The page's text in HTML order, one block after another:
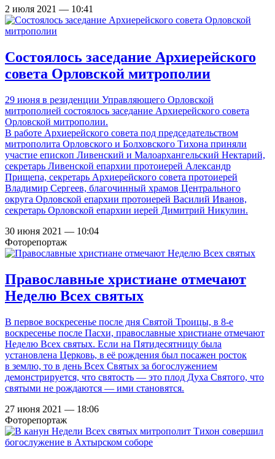
2 июля 2021 — 10:41
Состоялось заседание Архиерейского
совета Орловской митрополии
29 июня в резиденции Управляющего Орловской
митрополией состоялось заседание Архиерейского совета
Орловской митрополии.
В работе Архиерейского совета под председательством
митрополита Орловского и Болховского Тихона приняли
участие епископ Ливенский и Малоархангельский Нектарий,
секретарь Ливенской епархии протоиерей Александр
Прищепа, секретарь Архиерейского совета протоиерей
Владимир Сергеев, благочинный храмов Центрального
округа Орловской епархии протоиерей Василий Иванов,
секретарь Орловской епархии иерей Димитрий Никулин.
30 июня 2021 — 10:04
Фоторепортаж
Православные христиане отмечают
Неделю Всех святых
В первое воскресенье после дня Святой Троицы, в 8-е
воскресенье после Пасхи, православные христиане отмечают
Неделю Всех святых. Если на Пятидесятницу была
установлена Церковь, в её рождения был посажен росток
в землю, то в день Всех Святых за богослужением
демонстрируется, что святость — это плод Духа Святого, что
святыми не рождаются — ими становятся.
27 июня 2021 — 18:06
Фоторепортаж